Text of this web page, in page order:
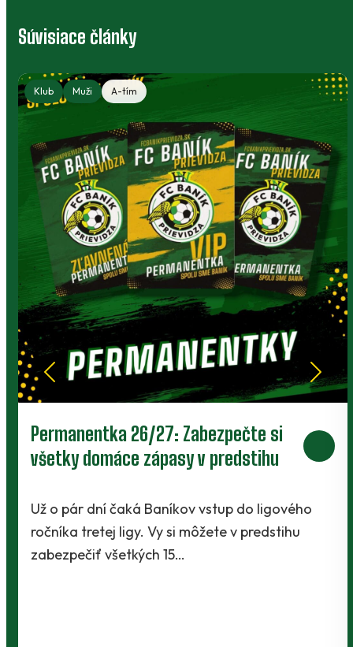
Súvisiace články
Klub Muži
Prievidza postúpila do 2. kola pohára.
V Kanianke rozhodol z penalty v
Baníci vstúpili do ostrej sezóny súbojom 1.
Slovnaft Cupu, keď vycestovali do